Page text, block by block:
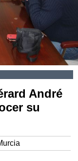
André
su